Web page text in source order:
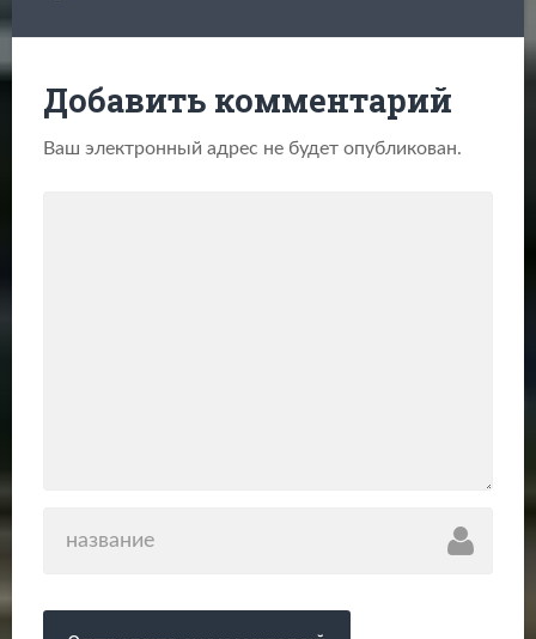
Добавить комментарий
Ваш электронный адрес не будет опубликован.